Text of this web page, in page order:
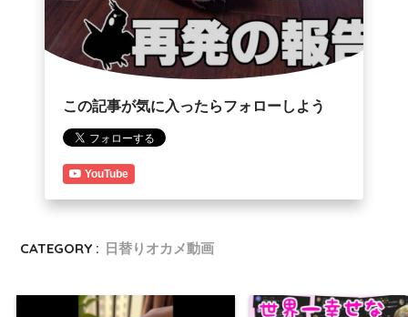
この記事が気に入ったらフォローしよう
YouTube
CATEGORY : 日替りオカメ動画